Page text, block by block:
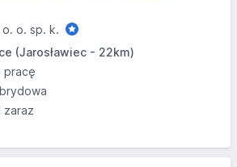
o. sp. k.
(Jarosławiec - 22km)
pracę
zaraz